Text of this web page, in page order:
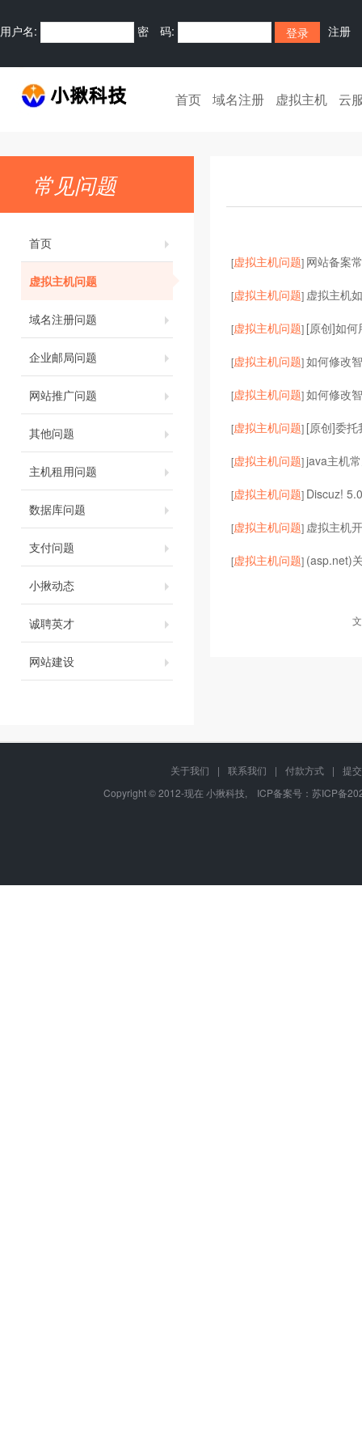
用户名: 密 码: 注册
首页 域名注册 虚拟主机 云
常见问题
首页
虚拟主机问题
域名注册问题
企业邮局问题
网站推广问题
其他问题
主机租用问题
数据库问题
支付问题
小揪动态
诚聘英才
网站建设
[虚拟主机问题] 网站备案
[虚拟主机问题] 虚拟主机
[虚拟主机问题] [原创]如
[虚拟主机问题]如何修改
[虚拟主机问题]如何修改
[虚拟主机问题] [原创]委托
[虚拟主机问题]java主机
[虚拟主机问题] Discuz!
[虚拟主机问题] 虚拟主机
[虚拟主机问题] (asp.net)
关于我们 | 联系我们 | 付款方式 |
提
Copyright © 2012-现在 小揪科技, ICP备案号： 苏ICP备